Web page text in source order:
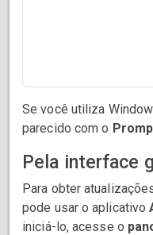
Se você utiliza
parecido com o
Pela interface
Para obter
pode usar o aplicativo
iniciá-lo, acesse o